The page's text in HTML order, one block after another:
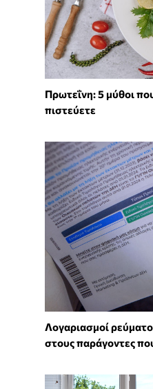
Πρωτεΐνη: 5 μύθοι
πιστεύετε
Λογαριασμοί
στους παράγοντες